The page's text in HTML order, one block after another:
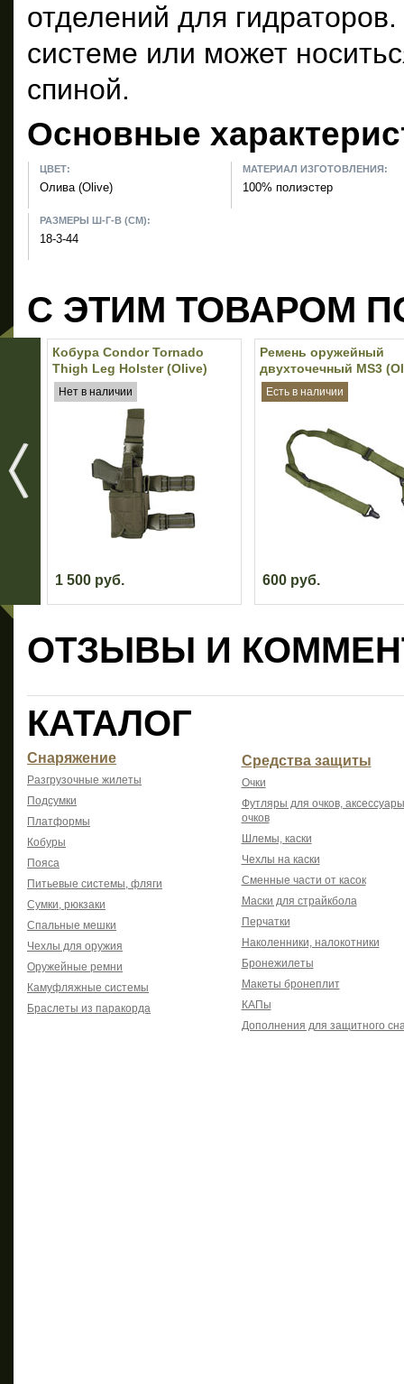
отделений для
системе или может
спиной.
Основные
ЦВЕТ:
Олива (Olive)
МАТЕРИАЛ ИЗГОТОВЛЕНИЯ:
100% полиэстер
РАЗМЕРЫ Ш-Г-В (СМ):
18-3-44
С ЭТИМ ТОВАРОМ
Кобура Condor Tornado
Thigh Leg Holster (Olive)
Нет в наличии
1 500 руб.
Ремень оружейный
двухточечный MS3
Есть в наличии
600 руб.
ОТЗЫВЫ И
КАТАЛОГ
Снаряжение
Разгрузочные жилеты
Подсумки
Платформы
Кобуры
Пояса
Питьевые системы, фляги
Сумки, рюкзаки
Спальные мешки
Чехлы для оружия
Оружейные ремни
Камуфляжные системы
Браслеты из паракорда
Средства защиты
Очки
Футляры для очков,
очков
Шлемы, каски
Чехлы на каски
Сменные части от касок
Маски для страйкбола
Перчатки
Наколенники, налокотники
Бронежилеты
Макеты бронеплит
КАПы
Дополнения для защитного